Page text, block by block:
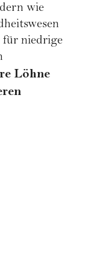
wie
für niedrige
Löhne